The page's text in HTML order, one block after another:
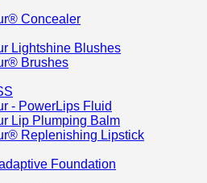
Concealer
Lightshine Blushes
Brushes
- PowerLips Fluid
Lip Plumping Balm
Replenishing Lipstick
Foundation